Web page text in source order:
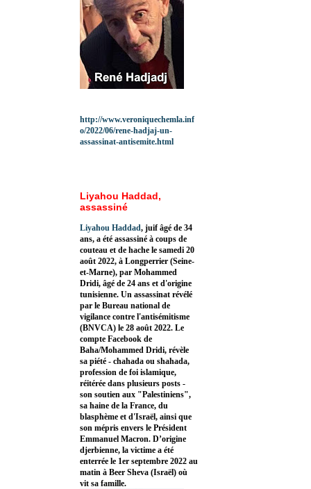
http://www.veroniquechemla.inf
o/2022/06/rene-hadjaj-un-
assassinat-antisemite.html
Liyahou Haddad,
assassiné
Liyahou Haddad, juif âgé de 34
ans, a été assassiné à coups de
couteau et de hache le samedi 20
août 2022, à Longperrier (Seine-
et-Marne), par Mohammed
Dridi, âgé de 24 ans et d'origine
tunisienne. Un assassinat révélé
par le Bureau national de
vigilance contre l'antisémitisme
(BNVCA) le 28 août 2022. Le
compte Facebook de
Baha/Mohammed Dridi, révèle
sa piété - chahada ou shahada,
profession de foi islamique,
réitérée dans plusieurs posts -
son soutien aux "Palestiniens",
sa haine de la France, du
blasphème et d'Israël, ainsi que
son mépris envers le Président
Emmanuel Macron. D’origine
djerbienne, la victime a été
enterrée le 1er septembre 2022 au
matin à Beer Sheva (Israël) où
vit sa famille.